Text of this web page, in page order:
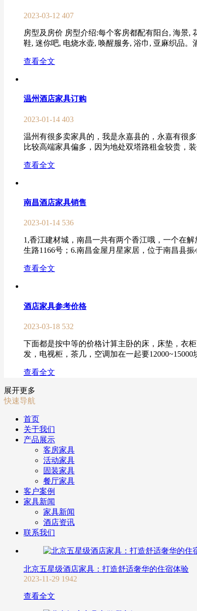
2023-03-12 407
房型及房价 房型介绍:每个客房都配有阳台, 海景,
鞋, 迷你吧, 电烧水壶, 唤醒服务, 浴巾, 亚麻织品。
查看全文
温州酒店家具订购
2023-01-14 403
温州有很多卖家具的，我是永嘉县的，永嘉有很
比较高端家具偏多，因为地处双塔路租金较贵，
查看全文
南昌酒店家具销售
2023-01-14 536
1,香江建材城，南昌一共有两个香江哦，一个在
生路1166号；6.南昌金屋月星家居，位于南昌县
查看全文
酒店家具参考价格
2023-03-18 532
下面都是按中等的价格计算主卧的床，床垫，衣
发，电视柜，茶几，空调加在一起要
查看全文
展开更多
快速导航
首页
关于我们
产品展示
客房家具
活动家具
固装家具
餐厅家具
客户案例
家具新闻
家具新闻
酒店资讯
联系我们
北京五星级酒店家具：打造舒适奢华的住宿体验
2023-11-29 1942
查看全文